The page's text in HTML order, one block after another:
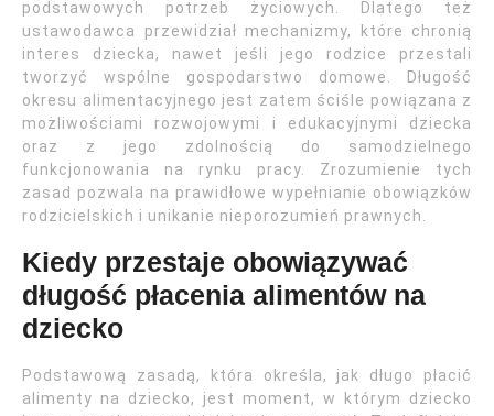
podstawowych potrzeb życiowych. Dlatego też
ustawodawca przewidział mechanizmy, które chronią
interes dziecka, nawet jeśli jego rodzice przestali
tworzyć wspólne gospodarstwo domowe. Długość
okresu alimentacyjnego jest zatem ściśle powiązana z
możliwościami rozwojowymi i edukacyjnymi dziecka
oraz z jego zdolnością do samodzielnego
funkcjonowania na rynku pracy. Zrozumienie tych
zasad pozwala na prawidłowe wypełnianie obowiązków
rodzicielskich i unikanie nieporozumień prawnych.
Kiedy przestaje obowiązywać
długość płacenia alimentów na
dziecko
Podstawową zasadą, która określa, jak długo płacić
alimenty na dziecko, jest moment, w którym dziecko